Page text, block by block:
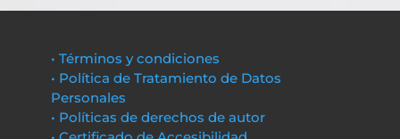
• Términos y condiciones
• Política de Tratamiento de Datos
Personales
• Políticas de derechos de autor